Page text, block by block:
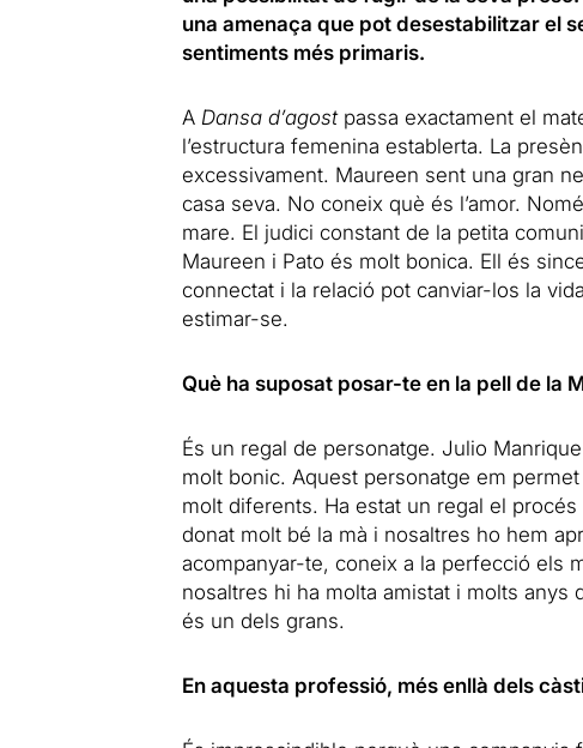
una amenaça que pot desestabilitzar el
sentiments més primaris.
A Dansa d’agostpassa exactament el
l’estructura femenina establerta. La
excessivament. Maureen sent una gran
casa seva. No coneix què és l’amor.
mare. El judici constant de la petita
Maureen i Pato és molt bonica. Ell és
connectat i la relació pot canviar-los la
estimar-se.
Què ha suposat posar-te en la pell de la
És un regal de personatge. Julio
molt bonic. Aquest personatge em
molt diferents. Ha estat un regal el
donat molt bé la mà i nosaltres ho hem
acompanyar-te, coneix a la perfecció els
nosaltres hi ha molta amistat i molts anys
és un dels grans.
En aquesta professió, més enllà dels